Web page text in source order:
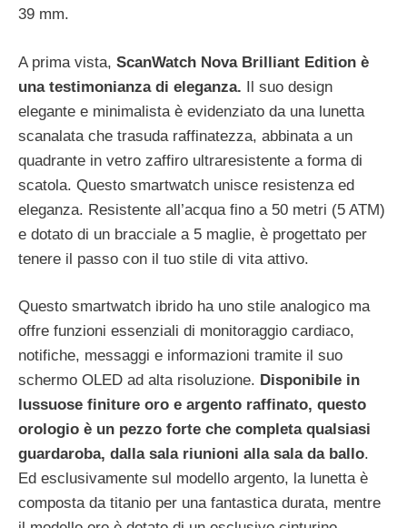
39 mm.
A prima vista, ScanWatch Nova Brilliant Edition è
una testimonianza di eleganza. Il suo design
elegante e minimalista è evidenziato da una lunetta
scanalata che trasuda raffinatezza, abbinata a un
quadrante in vetro zaffiro ultraresistente a forma di
scatola. Questo smartwatch unisce resistenza ed
eleganza. Resistente all’acqua fino a 50 metri (5 ATM)
e dotato di un bracciale a 5 maglie, è progettato per
tenere il passo con il tuo stile di vita attivo.
Questo smartwatch ibrido ha uno stile analogico ma
offre funzioni essenziali di monitoraggio cardiaco,
notifiche, messaggi e informazioni tramite il suo
schermo OLED ad alta risoluzione. Disponibile in
lussuose finiture oro e argento raffinato, questo
orologio è un pezzo forte che completa qualsiasi
guardaroba, dalla sala riunioni alla sala da ballo.
Ed esclusivamente sul modello argento, la lunetta è
composta da titanio per una fantastica durata, mentre